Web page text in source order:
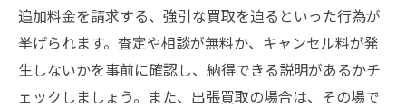
追加料金を請求する、強引な買取を迫るといった行為が
挙げられます。査定や相談が無料か、キャンセル料が発
生しないかを事前に確認し、納得できる説明があるかチ
ェックしましょう。また、出張買取の場合は、その場で